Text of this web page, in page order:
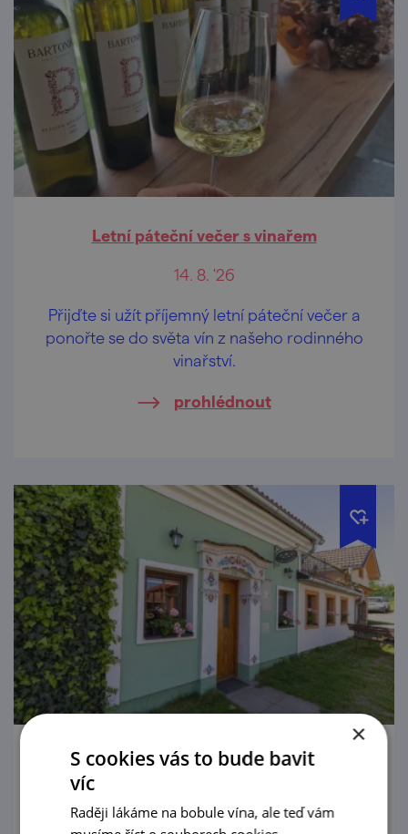
Letní páteční večer s vinařem
14. 8. '26
Přijďte si užít příjemný letní páteční večer a
ponořte se do světa vín z našeho rodinného
vinařství.
prohlédnout
Mikulecké búdy s průvodcem
19. 8. '26
×
S cookies vás to bude bavit
víc
Raději lákáme na bobule vína, ale teď vám